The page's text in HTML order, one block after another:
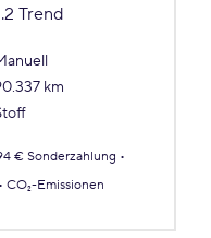
Trend
km
€ Sonderzahlung
CO₂-Emissionen